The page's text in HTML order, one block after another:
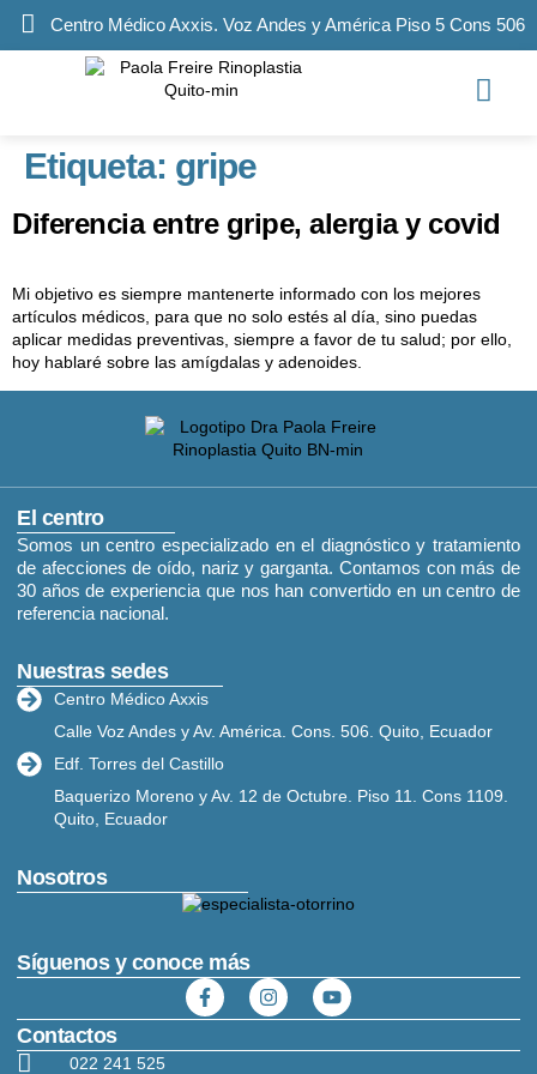
Centro Médico Axxis. Voz Andes y América Piso 5 Cons 506
Etiqueta: gripe
Diferencia entre gripe, alergia y covid
Mi objetivo es siempre mantenerte informado con los mejores
artículos médicos, para que no solo estés al día, sino puedas
aplicar medidas preventivas, siempre a favor de tu salud; por ello,
hoy hablaré sobre las amígdalas y adenoides.
El centro
Somos un centro especializado en el diagnóstico y tratamiento
de afecciones de oído, nariz y garganta. Contamos con más de
30 años de experiencia que nos han convertido en un centro de
referencia nacional.
Nuestras sedes
Centro Médico Axxis
Calle Voz Andes y Av. América. Cons. 506. Quito, Ecuador
Edf. Torres del Castillo
Baquerizo Moreno y Av. 12 de Octubre. Piso 11. Cons 1109.
Quito, Ecuador
Nosotros
Síguenos y conoce más
Contactos
022 241 525